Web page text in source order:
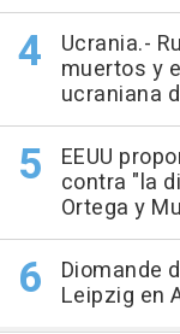
Ucrania.-
muertos y
ucraniana
EEUU
contra "la
Ortega y
Diomande
Leipzig en